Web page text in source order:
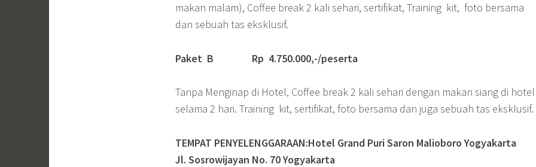
makan malam), Coffee break 2 kali sehari, sertifikat, Training kit, foto bersama
dan sebuah tas eksklusif.
Paket B Rp 4.750.000,-/peserta
Tanpa Menginap di Hotel, Coffee break 2 kali sehari dengan makan siang di
selama 2 hari. Training kit, sertifikat, foto bersama dan juga sebuah tas eksklusif.
TEMPAT PENYELENGGARAAN:Hotel Grand Puri Saron Malioboro Yogyakarta
Jl. Sosrowijayan No. 70 Yogyakarta